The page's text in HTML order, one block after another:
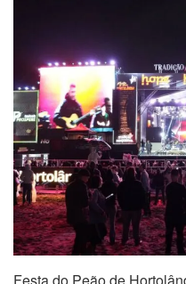
Festa do Peão de